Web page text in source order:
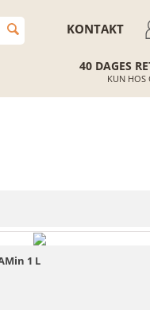
KONTAKT
40 DAGES
KUN HOS
1 L